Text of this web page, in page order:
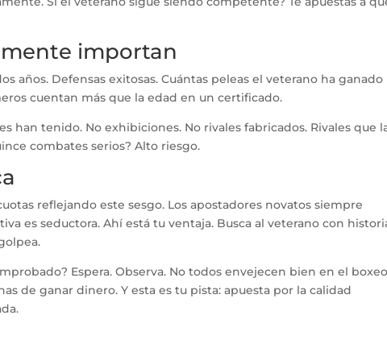
importan
años. Defensas exitosas. Cuántas peleas el veterano ha ganado
cuentan más que la edad en un certificado.
han tenido. No exhibiciones. No rivales fabricados. Rivales que
combates serios? Alto riesgo.
reflejando este sesgo. Los apostadores novatos siempre
es seductora. Ahí está tu ventaja. Busca al veterano con
Espera. Observa. No todos envejecen bien en el
de ganar dinero. Y esta es tu pista: apuesta por la calidad